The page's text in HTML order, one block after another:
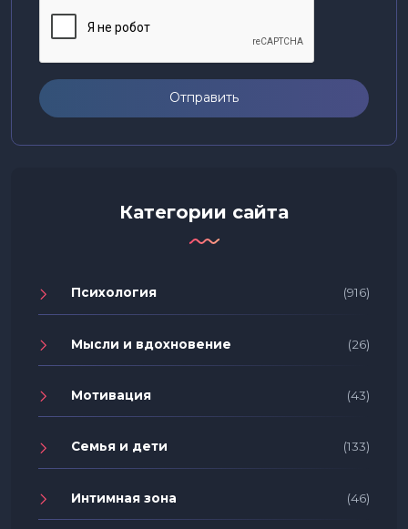
Отправить
Категории сайта
Психология (916)
Мысли и вдохновение (26)
Мотивация (43)
Семья и дети (133)
Интимная зона (46)